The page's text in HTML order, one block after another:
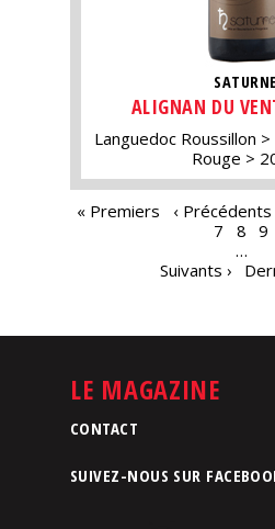
SATURNE
ALIGNAN DU
Languedoc Roussillon
Rouge
PAGES
« Premiers ‹ Précédents
7
8
9
…
Suivants ›
LE MAGAZINE
CONTACT
SUIVEZ-NOUS SUR